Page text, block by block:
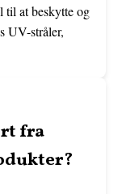
til at beskytte og
UV-stråler,
fra